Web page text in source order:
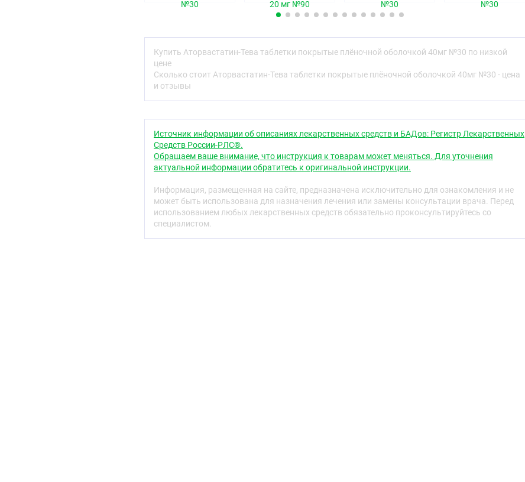
Таблетки 80 мг
Белые или почти белые капсулообразные таблетки, покрытые
плёночной оболочкой, с гравировкой "93« с одной стороны и и »7313" с другой.
Фармакотерапевтическая группа
Гиполипидемическое средство - ГМГ-КоА-редуктазы ингибитор
Код АТХ
Фармакологические свойства
Фармакодинамика
Аторвастатин является селективным конкурентным ингибитором ГМГ-КоА
редуктазы — фермента, определяющего предельную скорость биосинтеза
холестерина, ответственного за превращение 3-гидрокси-3-метил-глютарил-
коэнзима А в мевалонат, предшественник стеролов, включая холестерин. В печени
триглицериды и холестерин включаются в состав липопротеинов очень низкой
плотности (ЛПОНП), поступают в плазму крови и транспортируются к
периферическим тканям. Из ЛПОНП образуются липопротеины низкой плотности
(ЛПНП), которые катаболизируются преимущественно посредством
взаимодействия с высокоаффинными рецепторами ЛПНП.
№30
20 мг №90
№30
№30
Купить Аторвастатин-Тева таблетки покрытые плёночной оболочкой 40мг №30 по низкой
цене
Сколько стоит Аторвастатин-Тева таблетки покрытые плёночной оболочкой 40мг №30 - цена
и отзывы
Источник информации об описаниях лекарственных средств и БАДов: Регистр Лекарственных
Средств России-РЛС®.
Обращаем ваше внимание, что инструкция к товарам может меняться. Для уточнения
актуальной информации обратитесь к оригинальной инструкции.
Информация, размещенная на сайте, предназначена исключительно для ознакомления и не
может быть использована для назначения лечения или замены консультации врача. Перед
использованием любых лекарственных средств обязательно проконсультируйтесь со
специалистом.